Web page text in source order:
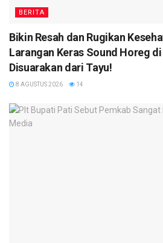
BERITA
Bikin Resah dan Rugikan
Larangan Keras Sound Horeg
Disuarakan dari Tayu!
8 AGUSTUS 2026 14